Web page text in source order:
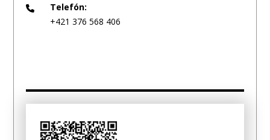
Telefón:
+421 376 568 406